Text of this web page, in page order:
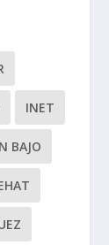
INET
BAJO